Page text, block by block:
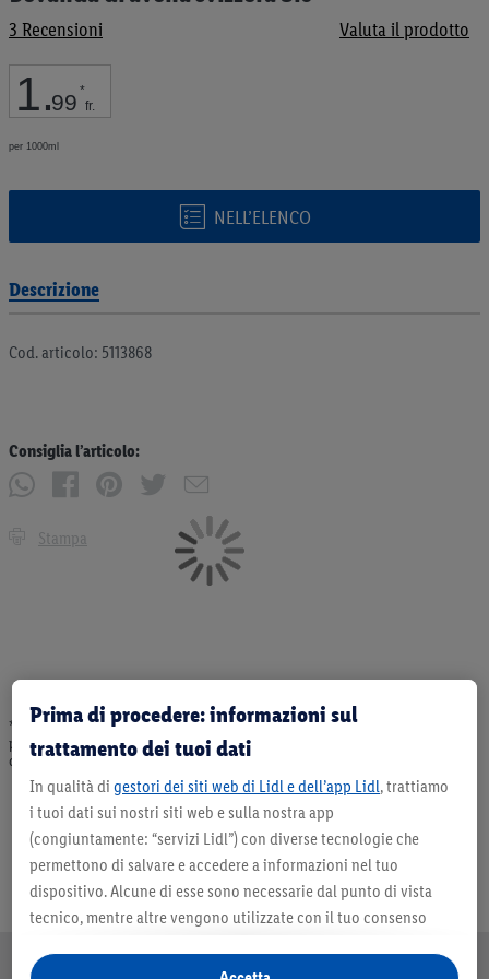
3 Recensioni Valuta il prodotto
1.99 *
fr.
per 1000ml
NELL’ELENCO
di
Descrizione
Cod. articolo: 5113868
Consiglia l’articolo:
Stampa
* Offerta valida fino ad esaurimento scorte. Tutti i prezzi senza decorazioni. I
prodotti qui reclamizzati, soprattutto quelli non-food, non fanno sempre parte
dell’assortimento. Ill. dimostrativa.
Prima di procedere: informazioni sul
trattamento dei tuoi dati
In qualità di gestori dei siti web di Lidl e dell’app Lidl, trattiamo
i tuoi dati sui nostri siti web e sulla nostra app
(congiuntamente: “servizi Lidl”) con diverse tecnologie che
permettono di salvare e accedere a informazioni nel tuo
dispositivo. Alcune di esse sono necessarie dal punto di vista
tecnico, mentre altre vengono utilizzate con il tuo consenso
statistiche o per realizzare pubblicità personalizzate all’interno